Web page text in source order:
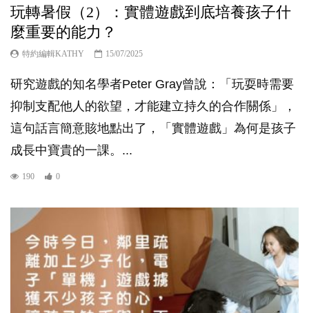
玩轉暑假（2）：實體遊戲到底培養孩子什
麼重要的能力？
特約編輯KATHY 15/07/2025
研究遊戲的知名學者Peter Gray曾說：「玩耍時需要
抑制支配他人的欲望，才能建立持久的合作關係」，
這句話言簡意賅地點出了，「實體遊戲」為何是孩子
成長中寶貴的一課。...
190 0